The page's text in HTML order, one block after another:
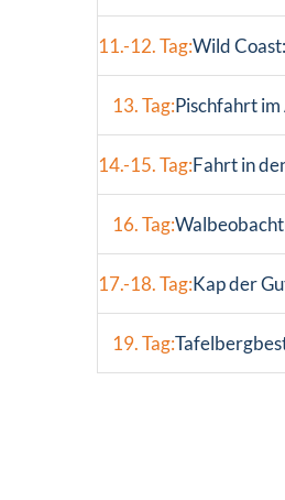
11.-12. Tag:Wild
13. Tag:Pischfahrt
14.-15. Tag:Fahrt in
16. Tag:
17.-18. Tag:Kap der
19. Tag: